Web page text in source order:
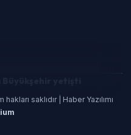
saklıdır | Haber Yazılımı